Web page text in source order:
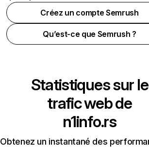
Créez un compte Semrush
Qu’est-ce que Semrush ?
Statistiques sur le
trafic web de
n1info.rs
Obtenez un instantané des